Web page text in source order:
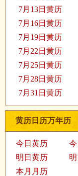
7月13日黄历
7月16日黄历
7月19日黄历
7月22日黄历
7月25日黄历
7月28日黄历
7月31日黄历
黄历日历万年历
今日黄历
明日黄历
本月月历